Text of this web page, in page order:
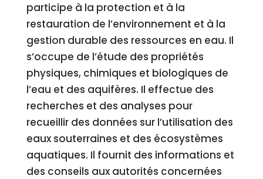
participe à la protection et à la
restauration de l’environnement et à la
gestion durable des ressources en eau. Il
s’occupe de l’étude des propriétés
physiques, chimiques et biologiques de
l’eau et des aquifères. Il effectue des
recherches et des analyses pour
recueillir des données sur l’utilisation des
eaux souterraines et des écosystèmes
aquatiques. Il fournit des informations et
des conseils aux autorités concernées